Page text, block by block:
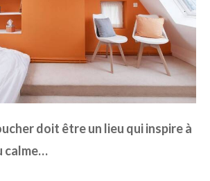
doit être un lieu qui inspire à
calme…